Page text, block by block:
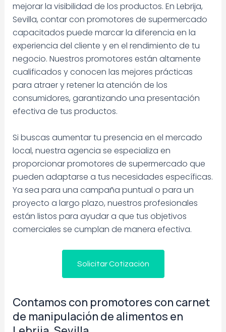
mejorar la visibilidad de los productos. En Lebrija,
Sevilla, contar con promotores de supermercado
capacitados puede marcar la diferencia en la
experiencia del cliente y en el rendimiento de tu
negocio. Nuestros promotores están altamente
cualificados y conocen las mejores prácticas
para atraer y retener la atención de los
consumidores, garantizando una presentación
efectiva de tus productos.
Si buscas aumentar tu presencia en el mercado
local, nuestra agencia se especializa en
proporcionar promotores de supermercado que
pueden adaptarse a tus necesidades específicas.
Ya sea para una campaña puntual o para un
proyecto a largo plazo, nuestros profesionales
están listos para ayudar a que tus objetivos
comerciales se cumplan de manera efectiva.
Solicitar Cotización
Contamos con promotores con carnet
de manipulación de alimentos en